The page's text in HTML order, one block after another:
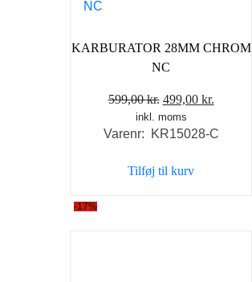
KARBURATOR 28MM CHROM
NC
599,00kr. Den
oprindelige
pris
599,00 kr..
499,00 kr.Den
pris
inkl. moms
Varenr: KR15028-C
Tilføj til kurv
-17%